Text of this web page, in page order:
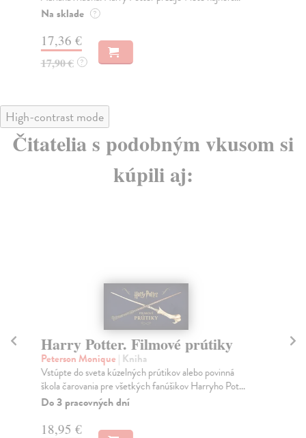
Na sklade ?
17,36 €
17,90 € ?
High-contrast mode
Čitatelia s podobným vkusom si
kúpili aj:
Harry Potter. Filmové prútiky
Peterson Monique | Kniha
Vstúpte do sveta kúzelných prútikov alebo povinná
škola čarovania pre všetkých fanúšikov Harryho Pot...
Do 3 pracovných dní
18,95 €